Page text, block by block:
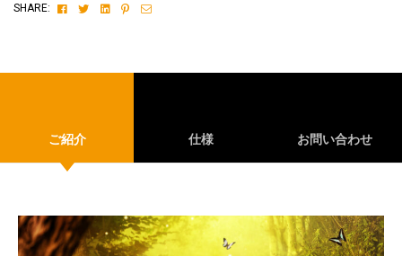
SHARE: FacebookTwitterLinkedinPinterest
Email
ご紹介 仕様 お問い合わせ